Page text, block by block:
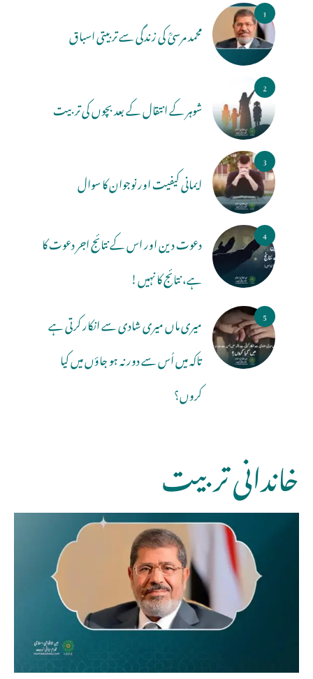
1
محمد مرسیؒ کی زندگی سے تربیتی اسباق
2
شوہر کے انتقال کے بعد بچوں کی تربیت
3
ایمانی کیفیت اور نوجوان کا سوال
4
دعوت دین اور اس کے نتائج اجر دعوت کا
ہے، نتائج کا نہیں!
5
میری ماں میری شادی سے انکار کرتی ہے
تاکہ میں اُس سے دور نہ ہو جاؤں میں کیا
کروں؟
خاندانی تربيت